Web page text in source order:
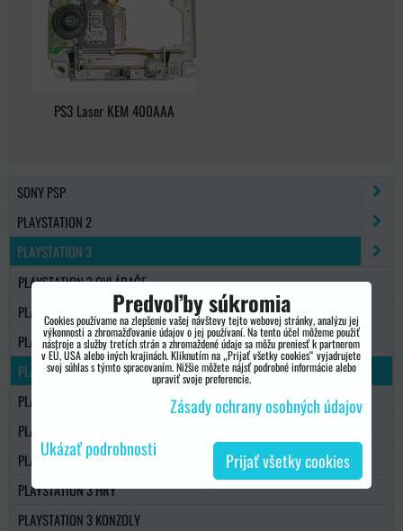
PS3 Laser KEM 400AAA
SONY PSP
PLAYSTATION 2
PLAYSTATION 3
PLAYSTATION 3 OVLÁDAČE
PLAYSTATION 3 PRÍSLUŠENSTVO
PLAYSTATION 3 MOVE
PLAYSTATION 3 NÁHRADNÉ DIELY
PLAYSTATION 3 KÁBLE
PLAYSTATION 3 UNDERCONTROL
PLAYSTATION 3 POLEPY
PLAYSTATION 3 HRY
PLAYSTATION 3 KONZOLY
Predvoľby súkromia
Cookies používame na zlepšenie vašej návštevy tejto webovej stránky, analýzu jej
výkonnosti a zhromažďovanie údajov o jej používaní. Na tento účel môžeme použiť
nástroje a služby tretích strán a zhromaždené údaje sa môžu preniesť k partnerom
v EÚ, USA alebo iných krajinách. Kliknutím na „Prijať všetky cookies“ vyjadrujete
svoj súhlas s týmto spracovaním. Nižšie môžete nájsť podrobné informácie alebo
upraviť svoje preferencie.
Zásady ochrany osobných údajov
Ukázať podrobnosti
Prijať všetky cookies